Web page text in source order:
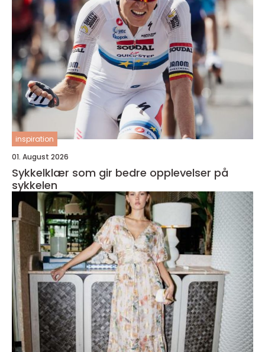
inspiration
01. August 2026
Sykkelklær som gir bedre opplevelser på
sykkelen